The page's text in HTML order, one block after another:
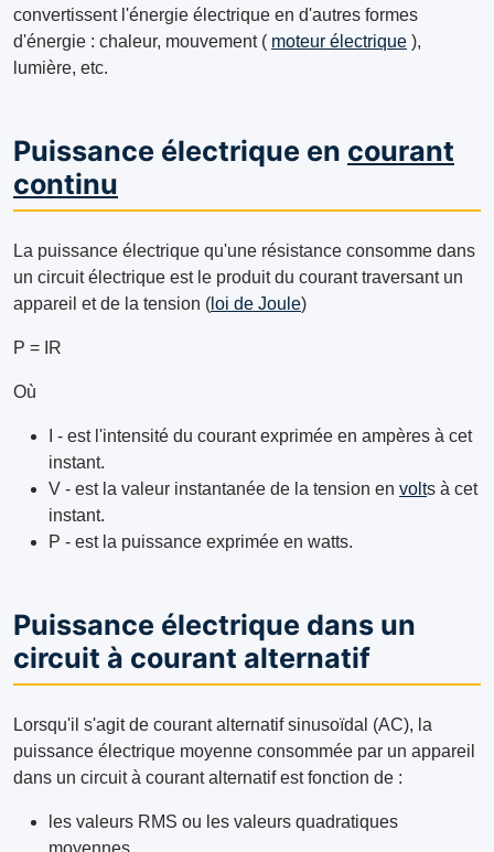
convertissent l'énergie électrique en d'autres formes
d'énergie : chaleur, mouvement ( moteur électrique ),
lumière, etc.
Puissance électrique en courant
continu
La puissance électrique qu'une résistance consomme dans
un circuit électrique est le produit du courant traversant un
appareil et de la tension ( loi de Joule)
P = IR
Où
I - est l'intensité du courant exprimée en ampères à cet
instant.
V - est la valeur instantanée de la tension en volts à cet
instant.
P - est la puissance exprimée en watts.
Puissance électrique dans un
circuit à courant alternatif
Lorsqu'il s'agit de courant alternatif sinusoïdal (AC), la
puissance électrique moyenne consommée par un appareil
dans un circuit à courant alternatif est fonction de :
les valeurs RMS ou les valeurs quadratiques